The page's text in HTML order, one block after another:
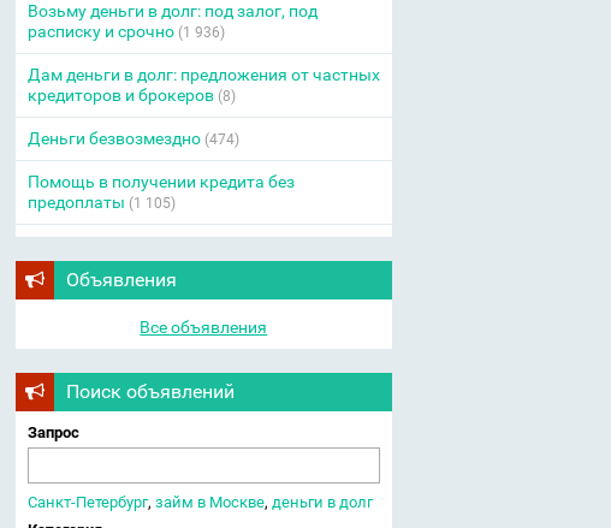
Возьму деньги в долг: под залог, под
расписку и срочно(1 936)
Дам деньги в долг: предложения от частных
кредиторов и брокеров(8)
Деньги безвозмездно(474)
Помощь в получении кредита без
предоплаты (1 105)
Объявления
Все объявления
Поиск объявлений
Запрос
Санкт-Петербург, займ в Москве, деньги в долг